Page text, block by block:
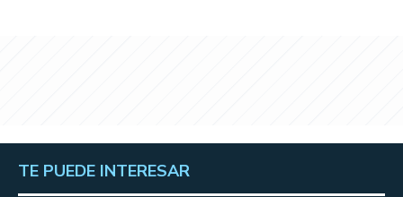
TE PUEDE INTERESAR